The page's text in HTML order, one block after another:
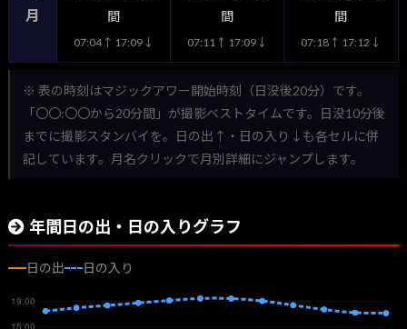
月
間
07:04↑ 17:09↓
間
07:11↑ 17:09↓
間
07:18↑ 17:12↓
※ 表の時刻はマジックアワー開始時刻（日没後20分）です。
「〇〇:〇〇から20分間」が撮影ベストタイムです。日没10分後
までに撮影スタンバイを。日の出↑・日の入り↓も各セルに併
記しています。月名クリックで月別詳細にジャンプします。
年間日の出・日の入りグラフ
日の出 日の入り